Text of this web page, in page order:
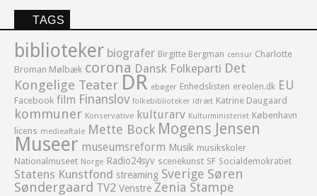
TAGS
biblioteker biografer Birgitte Bergman censur Charlotte
Broman Mølbæk corona Dansk Folkeparti Det
Kongelige Teater DR ebøger Enhedslisten ereolen.dk EU
Facebook film Finanslov folkebiblioteker idræt Katrine Daugaard
kommuner Konservative kulturarv Kulturministeriet København
licens medieaftale Mette Bock Mogens Jensen
Museer museumsreform Musik musikskoler
Nationalmuseet Norge Radio24syv scenekunst SF Socialdemokratiet
Statens Kunstfond streaming Sverige Søren
Søndergaard TV2 Venstre Zenia Stampe